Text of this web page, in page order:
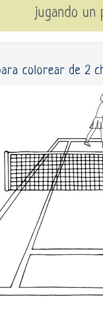
jugando
colorear de 2